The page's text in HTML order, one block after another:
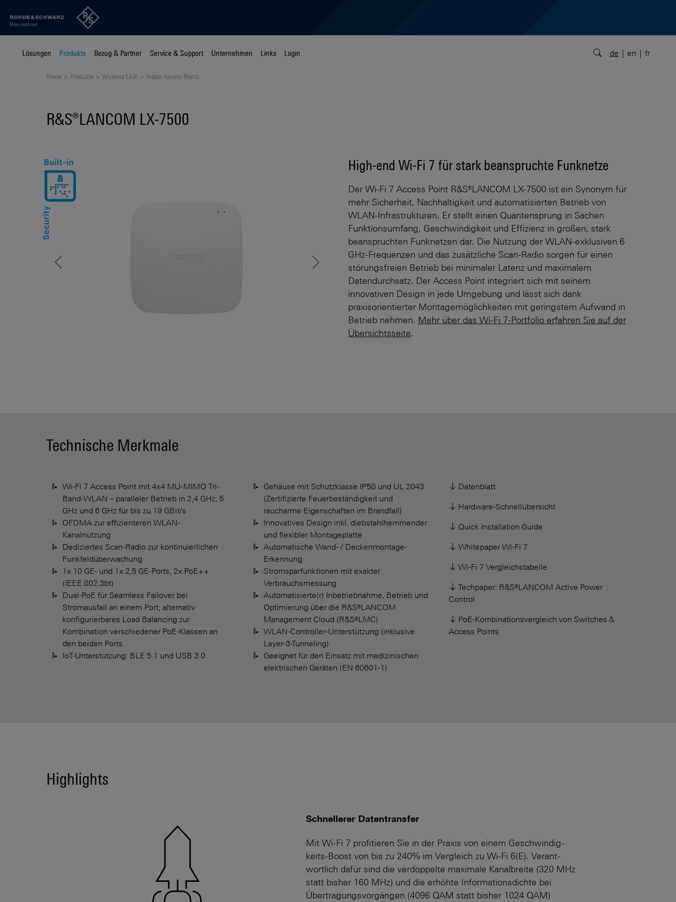
Lösungen Produkte Bezug & Partner Service & Support Unternehmen Links Login de en fr
Home Produkte Wireless LAN Indoor Access Points
R&S®LANCOM LX-7500
Previous Next
High-end Wi-Fi 7 für stark beanspruchte Funknetze
Der Wi-Fi 7 Access Point R&S®LANCOM LX-7500 ist ein Synonym für
mehr Sicherheit, Nachhaltigkeit und automatisierten Betrieb von
WLAN-Infrastrukturen. Er stellt einen Quantensprung in Sachen
Funktionsumfang, Geschwindigkeit und Effizienz in großen, stark
beanspruchten Funknetzen dar. Die Nutzung der WLAN-exklusiven 6
GHz-Frequenzen und das zusätzliche Scan-Radio sorgen für einen
störungsfreien Betrieb bei minimaler Latenz und maximalem
Datendurchsatz. Der Access Point integriert sich mit seinem
innovativen Design in jede Umgebung und lässt sich dank
praxisorientierter Montagemöglichkeiten mit geringstem Aufwand in
Betrieb nehmen. Mehr über das Wi-Fi 7-Portfolio erfahren Sie auf der
Übersichtsseite.
Technische Merkmale
Wi-Fi 7 Access Point mit 4x4 MU-MIMO Tri-
Band-WLAN – paralleler Betrieb in 2,4 GHz, 5
GHz und 6 GHz für bis zu 19 GBit/s
OFDMA zur effizienteren WLAN-
Kanalnutzung
Dediziertes Scan-Radio zur kontinuierlichen
Funkfeldüberwachung
1x 10 GE- und 1x 2,5 GE-Ports, 2x PoE++
(IEEE 802.3bt)
Dual-PoE für Seamless Failover bei
Stromausfall an einem Port; alternativ
konfigurierbares Load Balancing zur
Kombination verschiedener PoE-Klassen an
den beiden Ports
IoT-Unterstützung: BLE 5.1 und USB 3.0
Gehäuse mit Schutzklasse IP50 und UL 2043
(Zertifizierte Feuerbeständigkeit und
raucharme Eigenschaften im Brandfall)
Innovatives Design inkl. diebstahlhemmender
und flexibler Montageplatte
Automatische Wand- / Deckenmontage-
Erkennung
Stromsparfunktionen mit exakter
Verbrauchsmessung
Automatisierte(r) Inbetriebnahme, Betrieb und
Optimierung über die R&S®LANCOM
Management Cloud (R&S®LMC)
WLAN-Controller-Unterstützung (inklusive
Layer-3-Tunneling)
Geeignet für den Einsatz mit medizinischen
elektrischen Geräten (EN 60601-1)
Datenblatt
Hardware-Schnellübersicht
Quick Installation Guide
Whitepaper Wi-Fi 7
Wi-Fi 7 Vergleichstabelle
Techpaper: R&S®LANCOM Active Power
Control
PoE-Kombinationsvergleich von Switches &
Access Points
Highlights
Schnellerer Datentransfer
Mit Wi-Fi 7 profitieren Sie in der Praxis von einem Geschwindig­
keits-Boost von bis zu 240% im Vergleich zu Wi-Fi 6(E). Verant­
wortlich dafür sind die verdoppelte maximale Kanal­breite (320 MHz
statt bisher 160 MHz) und die erhöhte Informationsdichte bei
Übertragungs­vorgängen (4096 QAM statt bisher 1024 QAM)